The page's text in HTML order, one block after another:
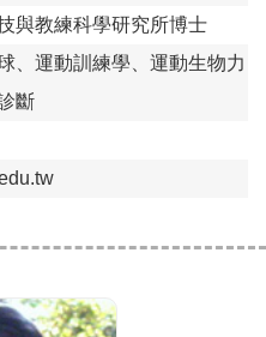
與教練科學研究所博士
、運動訓練學、運動生物力
斷